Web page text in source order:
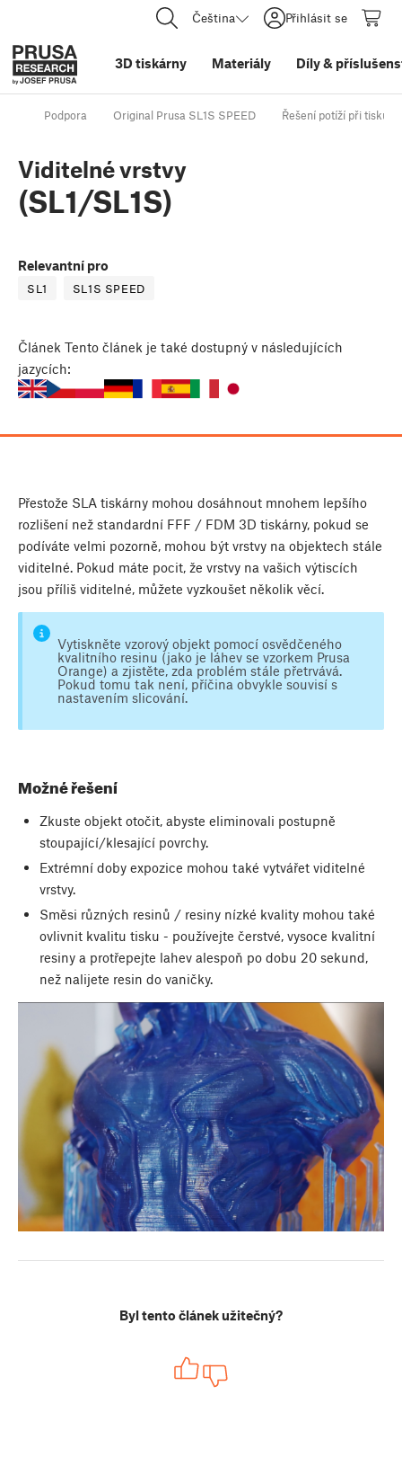
Čeština Přihlásit se
3D tiskárny Materiály Díly&
Podpora Original Prusa SL1S SPEED Řešení potíží při tisku
Viditelné vrstvy
(SL1/SL1S)
Relevantní pro
SL1 SL1S SPEED
Článek Tento článek je také dostupný v následujících
jazycích:
Přestože SLA tiskárny mohou dosáhnout mnohem lepšího
rozlišení než standardní FFF / FDM 3D tiskárny, pokud se
podíváte velmi pozorně, mohou být vrstvy na objektech stále
viditelné. Pokud máte pocit, že vrstvy na vašich výtiscích
jsou příliš viditelné, můžete vyzkoušet několik věcí.
Vytiskněte vzorový objekt pomocí osvědčeného
kvalitního resinu (jako je láhev se vzorkem Prusa
Orange) a zjistěte, zda problém stále přetrvává.
Pokud tomu tak není, příčina obvykle souvisí s
nastavením slicování.
Možné řešení
Zkuste objekt otočit, abyste eliminovali postupně
stoupající/klesající povrchy.
Extrémní doby expozice mohou také vytvářet viditelné
vrstvy.
Směsi různých resinů / resiny nízké kvality mohou také
ovlivnit kvalitu tisku - používejte čerstvé, vysoce kvalitní
resiny a protřepejte lahev alespoň po dobu 20 sekund,
než nalijete resin do vaničky.
Byl tento článek užitečný?